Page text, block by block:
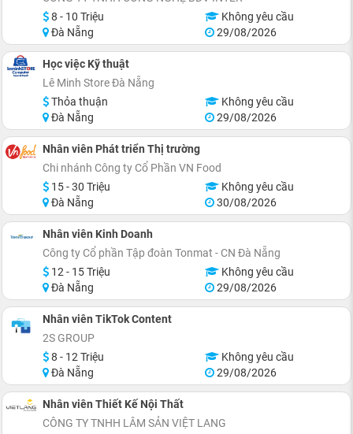
8 - 10 Triệu
Không yêu cầu
Đà Nẵng
29/08/2026
Học việc Kỹ thuật
Lê Minh Store Đà Nẵng
Thỏa thuận
Không yêu cầu
Đà Nẵng
29/08/2026
Nhân viên Phát triển Thị trường
Chi nhánh Công ty Cổ Phần VN Food
15 - 30 Triệu
Không yêu cầu
Đà Nẵng
30/08/2026
Nhân viên Kinh Doanh
Công ty Cổ phần Tập đoàn Tonmat - CN Đà Nẵng
12 - 15 Triệu
Không yêu cầu
Đà Nẵng
29/08/2026
Nhân viên TikTok Content
2S GROUP
8 - 12 Triệu
Không yêu cầu
Đà Nẵng
29/08/2026
Nhân viên Thiết Kế Nội Thất
CÔNG TY TNHH LÂM SẢN VIỆT LANG